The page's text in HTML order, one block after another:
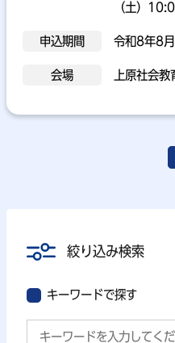
（土）
申込期間 令和8年8
会場 上原社会教
絞り込み検索
キーワードで探す